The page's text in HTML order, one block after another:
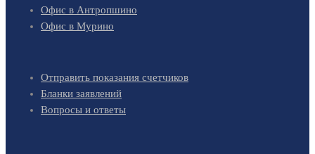
Офис в Антропшино
Офис в Мурино
Отправить показания счетчиков
Бланки заявлений
Вопросы и ответы